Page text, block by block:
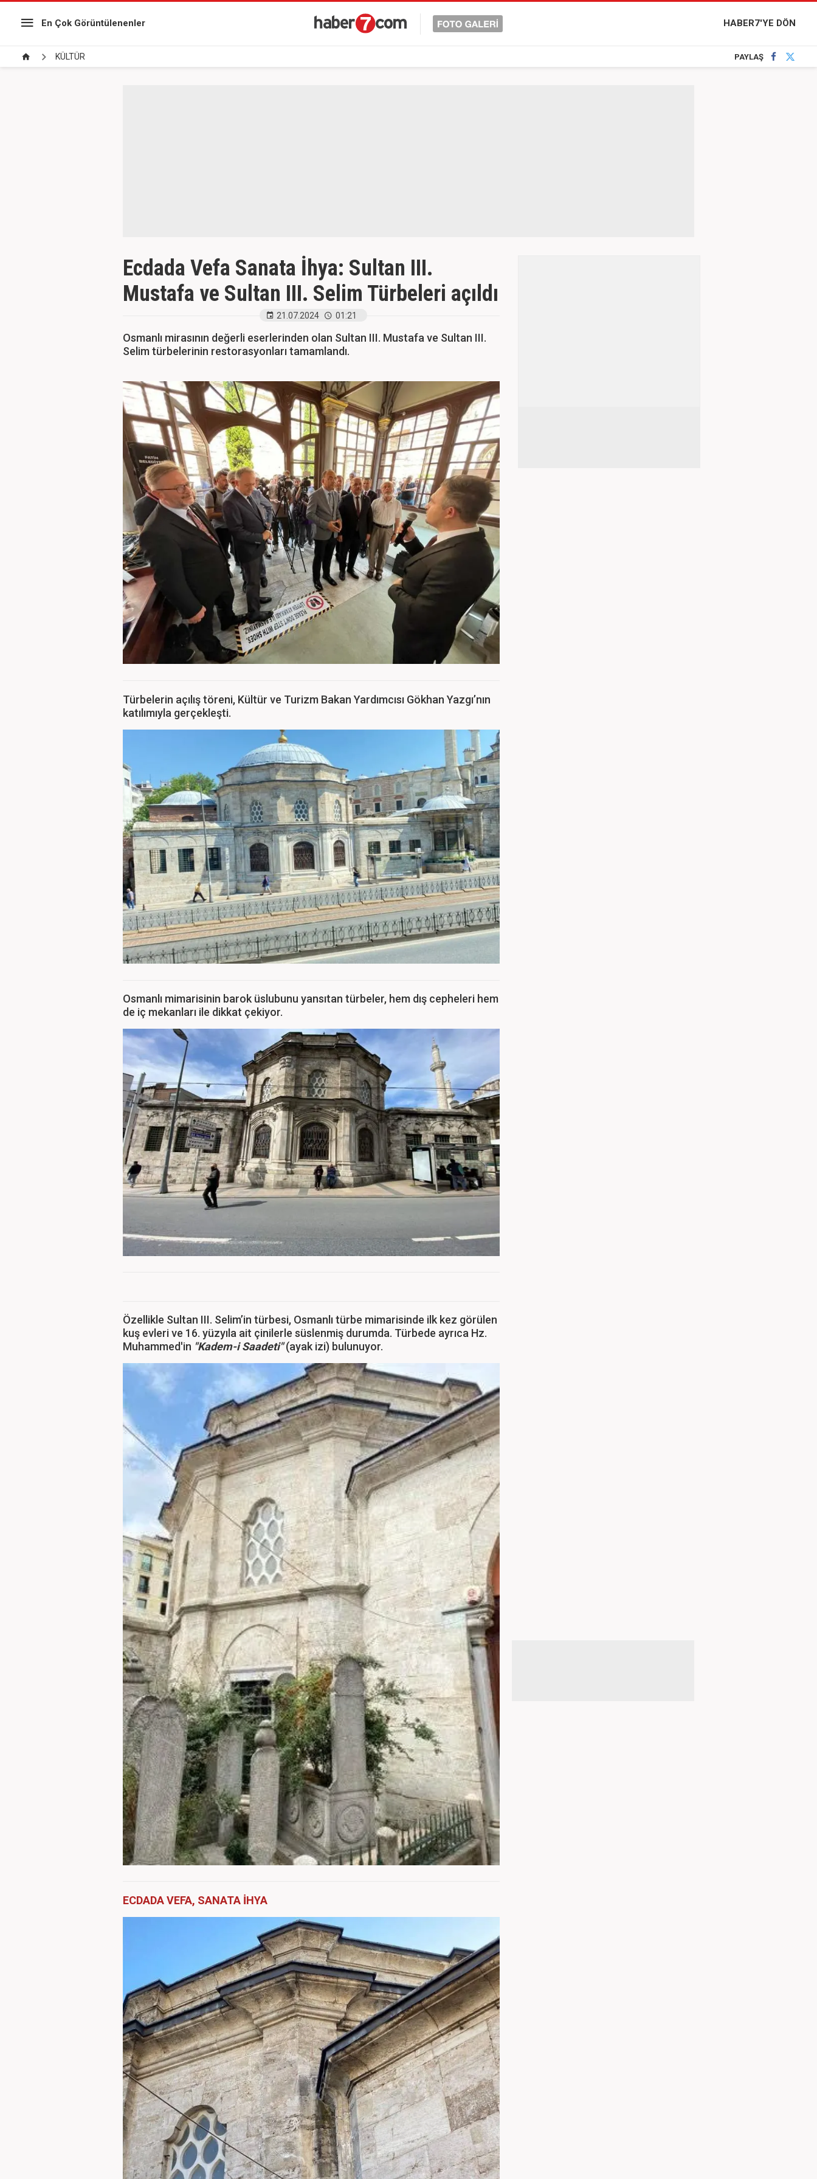
En Çok Görüntülenenler HABER7'YE DÖN
KÜLTÜR PAYLAŞ
Ecdada Vefa Sanata İhya: Sultan III.
Mustafa ve Sultan III. Selim Türbeleri açıldı
21.07.2024 01:21
Osmanlı mirasının değerli eserlerinden olan Sultan III. Mustafa ve Sultan III.
Selim türbelerinin restorasyonları tamamlandı.
Türbelerin açılış töreni, Kültür ve Turizm Bakan Yardımcısı Gökhan Yazgı’nın
katılımıyla gerçekleşti.
Osmanlı mimarisinin barok üslubunu yansıtan türbeler, hem dış cepheleri hem
de iç mekanları ile dikkat çekiyor.
Özellikle Sultan III. Selim’in türbesi, Osmanlı türbe mimarisinde ilk kez görülen
kuş evleri ve 16. yüzyıla ait çinilerle süslenmiş durumda. Türbede ayrıca Hz.
Muhammed'in "Kadem-i Saadeti"(ayak izi) bulunuyor.
ECDADA VEFA, SANATA İHYA